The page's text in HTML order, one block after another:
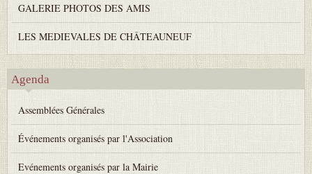
GALERIE PHOTOS DES AMIS
LES MEDIEVALES DE CHÂTEAUNEUF
Agenda
Assemblées Générales
Événements organisés par l'Association
Evénements organisés par la Mairie